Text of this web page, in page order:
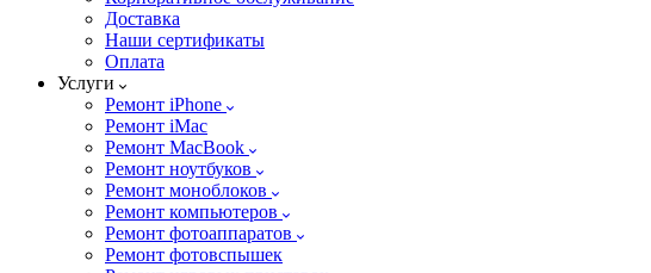
Доставка
Наши сертификаты
Оплата
Услуги
Ремонт iPhone
Ремонт iMac
Ремонт MacBook
Ремонт ноутбуков
Ремонт моноблоков
Ремонт компьютеров
Ремонт фотоаппаратов
Ремонт фотовспышек